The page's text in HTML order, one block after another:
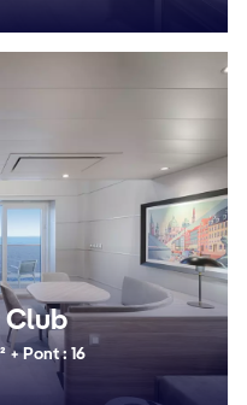
Club
+ Pont : 16